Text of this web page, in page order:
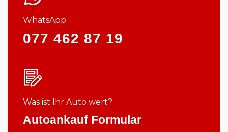
WhatsApp
077 462 87 19
Was ist Ihr Auto wert?
Autoankauf Formular